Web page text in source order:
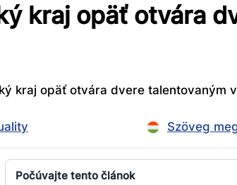
kraj opäť otvára
kraj opäť otvára dvere talentovaným
Szöveg
Počúvajte tento článok